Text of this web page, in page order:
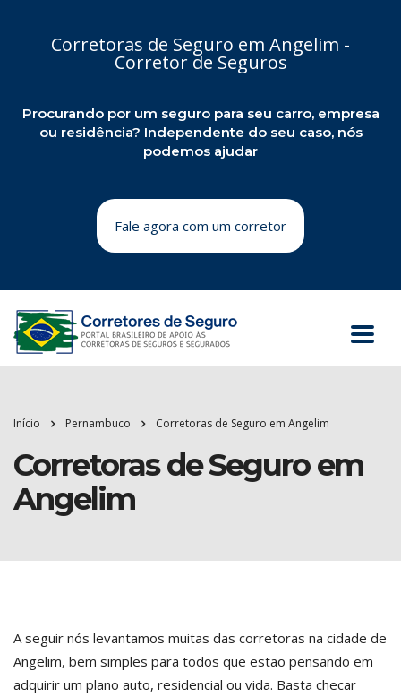
Corretoras de Seguro em Angelim -
Corretor de Seguros
Procurando por um seguro para seu carro, empresa
ou residência? Independente do seu caso, nós
podemos ajudar
Fale agora com um corretor
Início Pernambuco Corretoras de Seguro em Angelim
Corretoras de Seguro em
Angelim
A seguir nós levantamos muitas das corretoras na cidade de
Angelim, bem simples para todos que estão pensando em
adquirir um plano auto, residencial ou vida. Basta checar